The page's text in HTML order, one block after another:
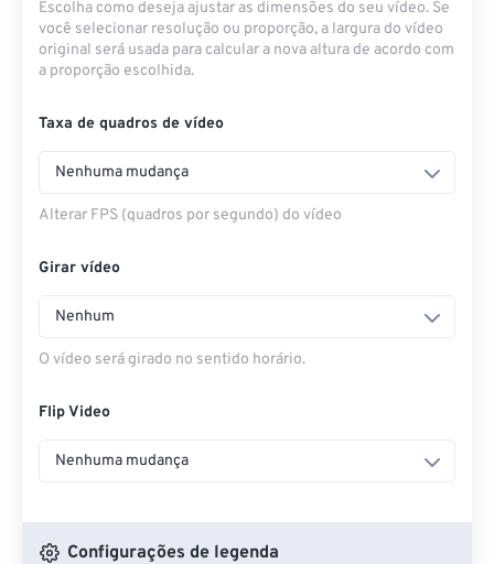
Escolha como deseja ajustar as dimensões do seu vídeo. Se
você selecionar resolução ou proporção, a largura do vídeo
original será usada para calcular a nova altura de acordo com
a proporção escolhida.
Taxa de quadros de vídeo
Nenhuma mudança
Alterar FPS (quadros por segundo) do vídeo
Girar vídeo
Nenhum
O vídeo será girado no sentido horário.
Flip Video
Nenhuma mudança
Configurações de legenda